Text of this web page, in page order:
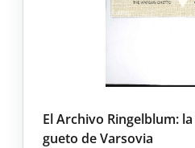
El Archivo Ringelblum:
gueto de Varsovia